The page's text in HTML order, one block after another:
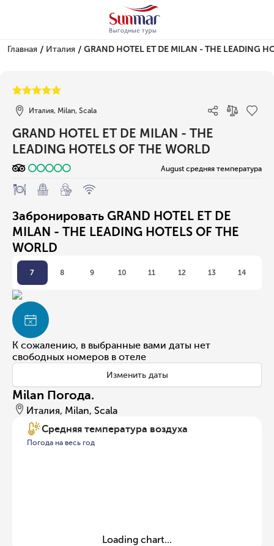
Главная / Италия / GRAND HOTEL ET DE MILAN - THE LEADING
Италия, Milan, Scala
GRAND HOTEL ET DE MILAN - THE
LEADING HOTELS OF THE WORLD
August средняя температура
Забронировать GRAND HOTEL ET DE
MILAN - THE LEADING HOTELS OF THE
WORLD
7 8 9 10 11 12 13 14
К сожалению, в выбранные вами даты нет
свободных номеров в отеле
Изменить даты
Milan Погода.
Италия, Milan, Scala
Средняя температура воздуха
Погода на весь год
Loading chart...